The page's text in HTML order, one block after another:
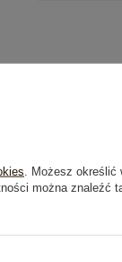
. Możesz
można znaleźć